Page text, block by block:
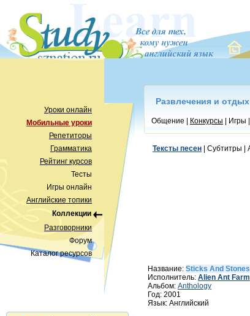
Уроки онлайн
Мобильные уроки
Репетиторы
Грамматика
Рейтинг курсов
Тесты
Игры онлайн
Английские топики
Коллекции
Разговорники
Форум
Каталог ресурсов
Развлечения и отдых
Общение | Конкурсы | Игры |
Тексты песен | Субтитры |
Название: Sticks And Stones
Исполнитель: Alien Ant Farm
Альбом: Anthology
Год: 2001
Язык: Английский